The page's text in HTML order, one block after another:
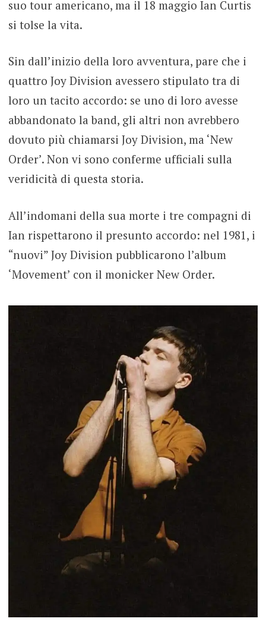
suo tour americano, ma il 18 maggio Ian Curtis
si tolse la vita.
Sin dall’inizio della loro avventura, pare che i
quattro Joy Division avessero stipulato tra di
loro un tacito accordo: se uno di loro avesse
abbandonato la band, gli altri non avrebbero
dovuto più chiamarsi Joy Division, ma ‘New
Order’. Non vi sono conferme ufficiali sulla
veridicità di questa storia.
All’indomani della sua morte i tre compagni di
Ian rispettarono il presunto accordo: nel 1981, i
“nuovi” Joy Division pubblicarono l’album
‘Movement’ con il monicker New Order.